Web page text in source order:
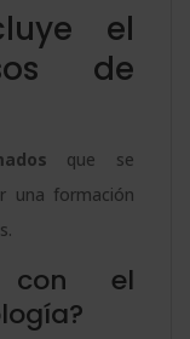
el
de
que se
una formación
con el